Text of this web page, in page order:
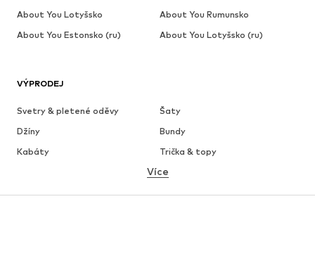
VÝPRODEJ
Svetry & pletené oděvy
Šaty
Džíny
Bundy
Kabáty
Trička & topy
Spodní prádlo
Více
About You Lotyšsko
About You Rumunsko
About You Estonsko (ru)
About You Lotyšsko (ru)